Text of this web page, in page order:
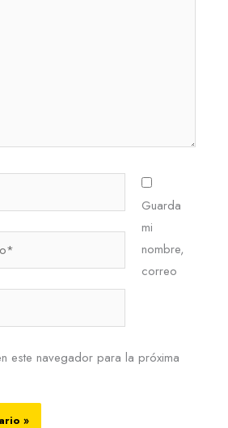
Guarda
mi
nombre,
correo
este navegador para la próxima